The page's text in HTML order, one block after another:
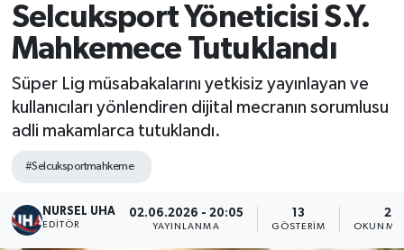
Selcuksport Yöneticisi S.Y.
Mahkemece Tutuklandı
Süper Lig müsabakalarını yetkisiz yayınlayan ve
kullanıcıları yönlendiren dijital mecranın sorumlusu
adli makamlarca tutuklandı.
#Selcuksportmahkeme
NURSEL UHA
EDITÖR
02.06.2026 - 20:05
YAYINLANMA
13
GÖSTERIM
2
OKUNMA
Magazin
Siyaset
Spor
Yaşam
Trafik Durumu
Süper Lig Puan Durumu ve Fikstür
Tüm Manşetler
Son Dakika Haberleri
Haber Arşivi